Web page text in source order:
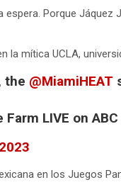
espera. Porque
la mítica UCLA,
the @MiamiHEAT
LIVE on ABC
en los Juegos